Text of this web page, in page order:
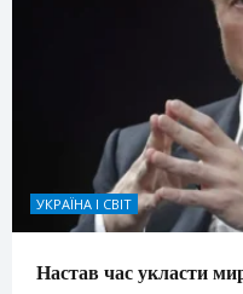
УКРАЇНА І СВІТ
Настав час укласти